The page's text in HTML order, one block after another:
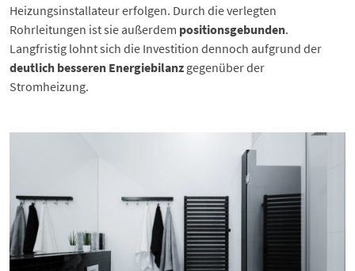
Heizungsinstallateur erfolgen. Durch die verlegten
Rohrleitungen ist sie außerdem positionsgebunden.
Langfristig lohnt sich die Investition dennoch aufgrund der
deutlich besseren Energiebilanz gegenüber der
Stromheizung.